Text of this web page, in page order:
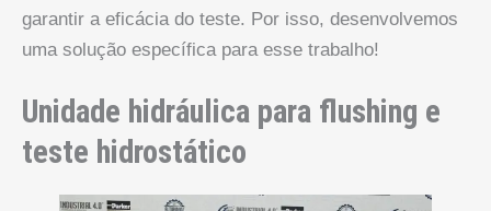
garantir a eficácia do teste. Por isso, desenvolvemos
uma solução específica para esse trabalho!
Unidade hidráulica para flushing e
teste hidrostático